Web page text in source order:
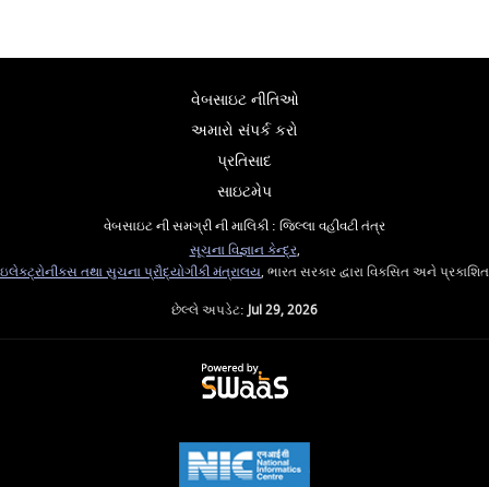
વેબસાઇટ નીતિઓ
અમારો સંપર્ક કરો
પ્રતિસાદ
સાઇટમેપ
વેબસાઇટ ની સમગ્રી ની માલિકી : જિલ્લા વહીવટી તંત્ર
સૂચના વિજ્ઞાન કેન્દ્ર,
ઇલેક્ટ્રોનીક્સ તથા સુચના પ્રૌદ્યોગીકી મંત્રાલય, ભારત સરકાર દ્વારા વિકસિત અને પ્રકાશિત
છેલ્લે અપડેટ:Jul 29, 2026